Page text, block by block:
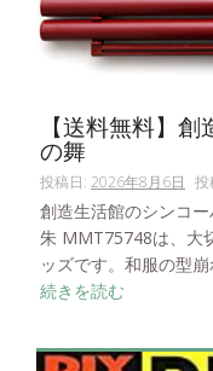
【送料無料】
の舞
投稿日: 2026年8月6日 投
創造生活館のシンコ
朱 MMT75748は、大
ッズです。和服の型
続きを読む